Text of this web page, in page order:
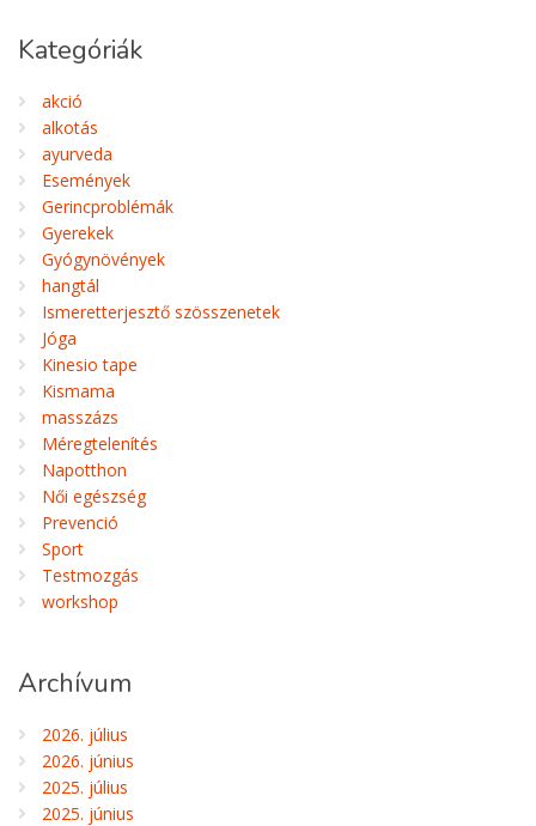
Kategóriák
akció
alkotás
ayurveda
Események
Gerincproblémák
Gyerekek
Gyógynövények
hangtál
Ismeretterjesztő szösszenetek
Jóga
Kinesio tape
Kismama
masszázs
Méregtelenítés
Napotthon
Női egészség
Prevenció
Sport
Testmozgás
workshop
Archívum
2026. július
2026. június
2025. július
2025. június